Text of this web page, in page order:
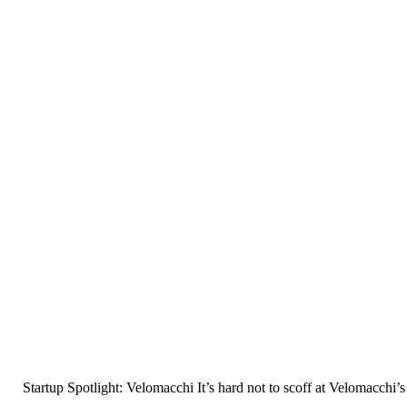
Startup Spotlight: Velomacchi It’s hard not to scoff at